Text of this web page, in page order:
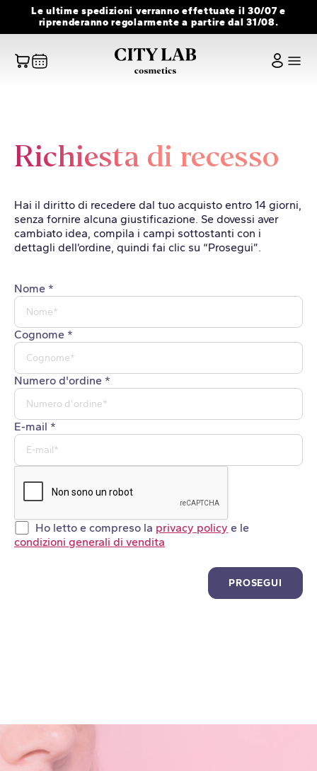
contenuto
Le ultime spedizioni verranno effettuate il 30/07 e
riprenderanno regolarmente a partire dal 31/08.
Richiesta di recesso
Hai il diritto di recedere dal tuo acquisto entro 14 giorni,
senza fornire alcuna giustificazione. Se dovessi aver
cambiato idea, compila i campi sottostanti con i
dettagli dell’ordine, quindi fai clic su “Prosegui”.
Nome *
Cognome *
Numero d'ordine *
E-mail *
Ho letto e compreso la privacy policy e le
condizioni generali di vendita
PROSEGUI